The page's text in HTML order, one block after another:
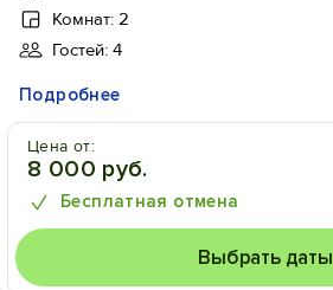
Комнат: 2
Гостей: 4
Подробнее
Цена от:
8 000 руб.
Бесплатная отмена
Выбрать даты